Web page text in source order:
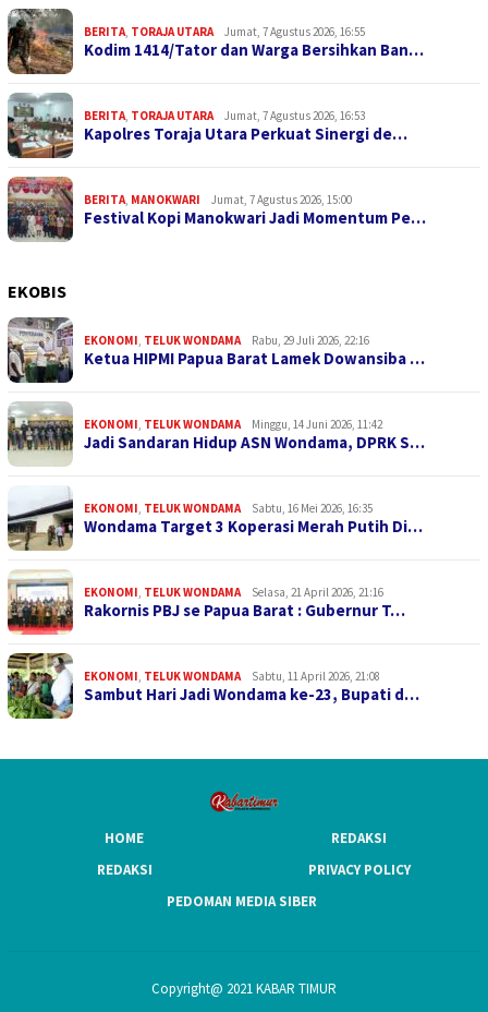
BERITA TORAJA UTARA Jumat, 7 Agustus 2026, 16:55
Kodim 1414/Tator dan Warga Bersihkan Ban…
BERITA TORAJA UTARA Jumat, 7 Agustus 2026, 16:53
Kapolres Toraja Utara Perkuat Sinergi de…
BERITA MANOKWARI Jumat, 7 Agustus 2026, 15:00
Festival Kopi Manokwari Jadi Momentum Pe…
EKOBIS
EKONOMI TELUK WONDAMA Rabu, 29 Juli 2026, 22:16
Ketua HIPMI Papua Barat Lamek Dowansiba …
EKONOMI TELUK WONDAMA Minggu, 14 Juni 2026, 11:42
Jadi Sandaran Hidup ASN Wondama, DPRK S…
EKONOMI TELUK WONDAMA Sabtu, 16 Mei 2026, 16:35
Wondama Target 3 Koperasi Merah Putih Di…
EKONOMI TELUK WONDAMA Selasa, 21 April 2026, 21:16
Rakornis PBJ se Papua Barat : Gubernur T…
EKONOMI TELUK WONDAMA Sabtu, 11 April 2026, 21:08
Sambut Hari Jadi Wondama ke-23, Bupati d…
HOME
REDAKSI
REDAKSI
PRIVACY POLICY
PEDOMAN MEDIA SIBER
Copyright@ 2021 KABAR TIMUR